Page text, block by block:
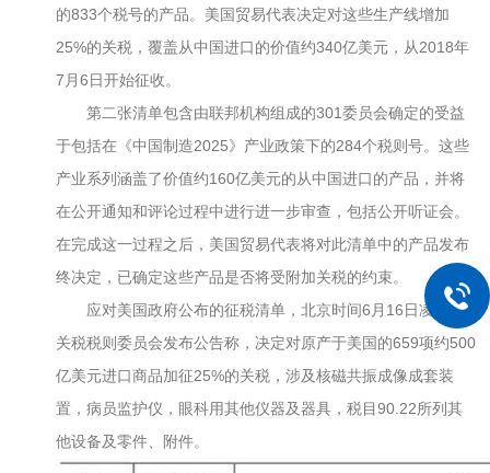
的833个税号的产品。美国贸易代表决定对这些生产线增加
25%的关税，覆盖从中国进口的价值约340亿美元，从2018年
7月6日开始征收。
第二张清单包含由联邦机构组成的301委员会确定的受益
于包括在《中国制造2025》产业政策下的284个税则号。这些
产业系列涵盖了价值约160亿美元的从中国进口的产品，并将
在公开通知和评论过程中进行进一步审查，包括公开听证会。
在完成这一过程之后，美国贸易代表将对此清单中的产品发布
终决定，已确定这些产品是否将受附加关税的约束。
应对美国政府公布的征税清单，北京时间6月16日凌晨，
关税税则委员会发布公告称，决定对原产于美国的659项约500
亿美元进口商品加征25%的关税，涉及核磁共振成像成套装
置，病员监护仪，眼科用其他仪器及器具，税目90.22所列其
他设备及零件、附件。